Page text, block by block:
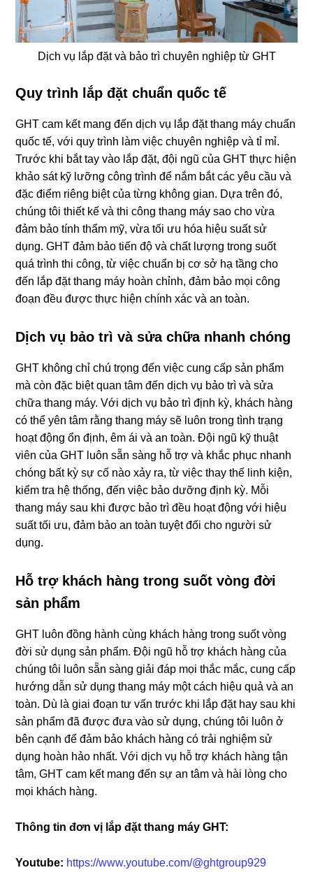
Dịch vụ lắp đặt và bảo trì chuyên nghiệp từ GHT
Quy trình lắp đặt chuẩn quốc tế
GHT cam kết mang đến dịch vụ lắp đặt thang máy chuẩn
quốc tế, với quy trình làm việc chuyên nghiệp và tỉ mỉ.
Trước khi bắt tay vào lắp đặt, đội ngũ của GHT thực hiện
khảo sát kỹ lưỡng công trình để nắm bắt các yêu cầu và
đặc điểm riêng biệt của từng không gian. Dựa trên đó,
chúng tôi thiết kế và thi công thang máy sao cho vừa
đảm bảo tính thẩm mỹ, vừa tối ưu hóa hiệu suất sử
dụng. GHT đảm bảo tiến độ và chất lượng trong suốt
quá trình thi công, từ việc chuẩn bị cơ sở hạ tầng cho
đến lắp đặt thang máy hoàn chỉnh, đảm bảo mọi công
đoạn đều được thực hiện chính xác và an toàn.
Dịch vụ bảo trì và sửa chữa nhanh chóng
GHT không chỉ chú trọng đến việc cung cấp sản phẩm
mà còn đặc biệt quan tâm đến dịch vụ bảo trì và sửa
chữa thang máy. Với dịch vụ bảo trì định kỳ, khách hàng
có thể yên tâm rằng thang máy sẽ luôn trong tình trạng
hoạt động ổn định, êm ái và an toàn. Đội ngũ kỹ thuật
viên của GHT luôn sẵn sàng hỗ trợ và khắc phục nhanh
chóng bất kỳ sự cố nào xảy ra, từ việc thay thế linh kiện,
kiểm tra hệ thống, đến việc bảo dưỡng định kỳ. Mỗi
thang máy sau khi được bảo trì đều hoạt động với hiệu
suất tối ưu, đảm bảo an toàn tuyệt đối cho người sử
dụng.
Hỗ trợ khách hàng trong suốt vòng đời
sản phẩm
GHT luôn đồng hành cùng khách hàng trong suốt vòng
đời sử dụng sản phẩm. Đội ngũ hỗ trợ khách hàng của
chúng tôi luôn sẵn sàng giải đáp mọi thắc mắc, cung cấp
hướng dẫn sử dụng thang máy một cách hiệu quả và an
toàn. Dù là giai đoạn tư vấn trước khi lắp đặt hay sau khi
sản phẩm đã được đưa vào sử dụng, chúng tôi luôn ở
bên cạnh để đảm bảo khách hàng có trải nghiệm sử
dụng hoàn hảo nhất. Với dịch vụ hỗ trợ khách hàng tận
tâm, GHT cam kết mang đến sự an tâm và hài lòng cho
mọi khách hàng.
Thông tin đơn vị lắp đặt thang máy GHT:
Youtube: https://www.youtube.com/@ghtgroup929